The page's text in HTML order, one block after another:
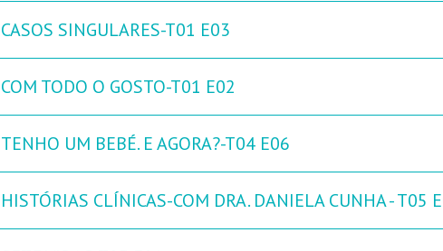
CASOS SINGULARES-T01 E03
COM TODO O GOSTO-T01 E02
TENHO UM BEBÉ. E AGORA?-T04 E06
HISTÓRIAS CLÍNICAS-COM DRA. DANIELA CUNHA - T05